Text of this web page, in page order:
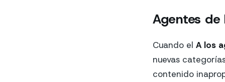
Agentes de
Cuando el A los
nuevas
contenido